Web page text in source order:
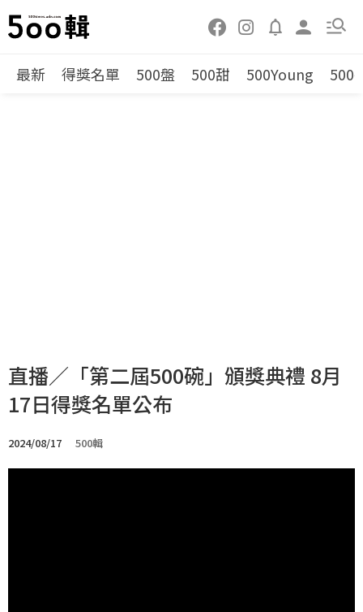
最新 得獎名單 500盤 500甜 500Young 500
直播／「第二屆500碗」頒獎典禮 8月
17日得獎名單公布
2024/08/17 500輯